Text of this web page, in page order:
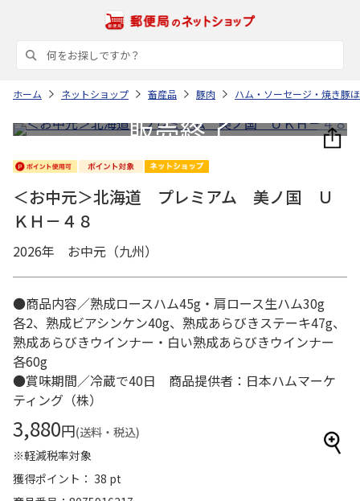
ホーム ネットショップ 畜産品 豚肉 ハム・ソーセージ・焼き豚
＜お中元＞北海道 プレミアム 美ノ国 Ｕ
ＫＨ－４８
2026年 お中元（九州）
●商品内容／熟成ロースハム45g・肩ロース生ハム30g
各2、熟成ビアシンケン40g、熟成あらびきステーキ47g、
熟成あらびきウインナー・白い熟成あらびきウインナー
各60g
●賞味期間／冷蔵で40日 商品提供者：日本ハムマーケ
ティング（株）
3,880円(送料・税込)
※軽減税率対象
獲得ポイント： 38 pt